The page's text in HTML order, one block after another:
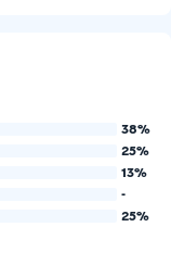
38%
25%
13%
-
25%